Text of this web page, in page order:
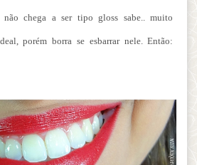
não chega a ser tipo gloss sabe.. muito
porém borra se esbarrar nele. Então: